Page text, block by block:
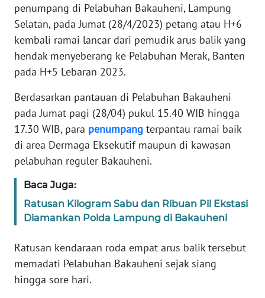
penumpang di Pelabuhan Bakauheni, Lampung
Selatan, pada Jumat (28/4/2023) petang atau H+6
kembali ramai lancar dari pemudik arus balik yang
hendak menyeberang ke Pelabuhan Merak, Banten
pada H+5 Lebaran 2023.
Berdasarkan pantauan di Pelabuhan Bakauheni
pada Jumat pagi (28/04) pukul 15.40 WIB hingga
17.30 WIB, para penumpang terpantau ramai baik
di area Dermaga Eksekutif maupun di kawasan
pelabuhan reguler Bakauheni.
Baca Juga:
Ratusan Kilogram Sabu dan Ribuan Pil Ekstasi
Diamankan Polda Lampung di Bakauheni
Ratusan kendaraan roda empat arus balik tersebut
memadati Pelabuhan Bakauheni sejak siang
hingga sore hari.
SIBER
REDAKSI
KARIR
DISCLAIMER
Wahana
News
WN
WN
JABAR